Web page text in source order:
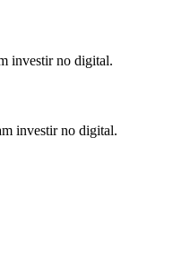
investir no digital.
investir no digital.